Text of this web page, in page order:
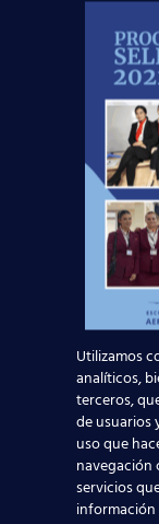
Acepto
le informa
facilite con la
darle
protección
Utilizamos
analíticos,
terceros,
de usuarios
uso que
navegación
servicios
información